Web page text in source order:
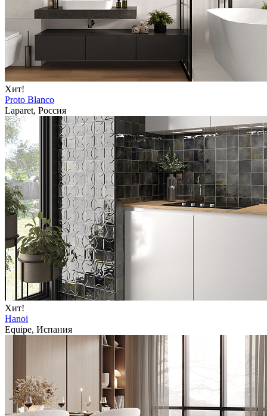
Хит!
Proto Blanco
Laparet, Россия
Хит!
Hanoi
Equipe, Испания